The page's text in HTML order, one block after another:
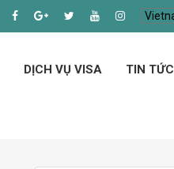
DỊCH VỤ VISA TIN TỨC